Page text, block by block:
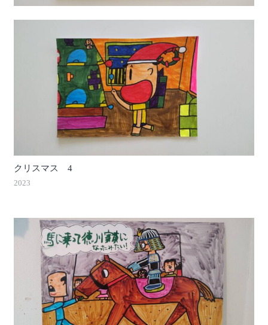
クリスマス 4
2023